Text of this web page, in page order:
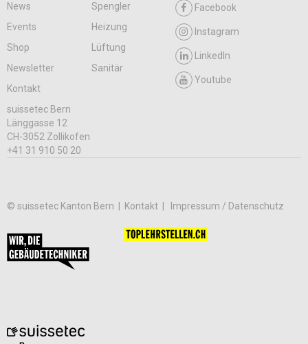
News
Spengler
Events
Heizung
Shop
Lüftung
Newsletter
Sanitär
Kontakt
Facebook
Instagram
LinkedIn
Youtube
suissetec Bern
Länggasse 12
CH-3052 Zollikofen
+41 31 910 50 20
© suissetec Kanton Bern | Kontakt Impressum / Datenschutz